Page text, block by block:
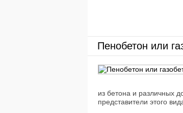
Пенобетон или
из бетона и различных
представители этого